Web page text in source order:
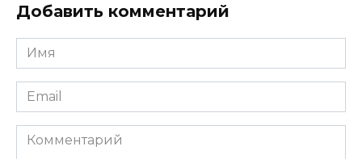
Добавить комментарий
Имя
*
Email
*
Комментарий